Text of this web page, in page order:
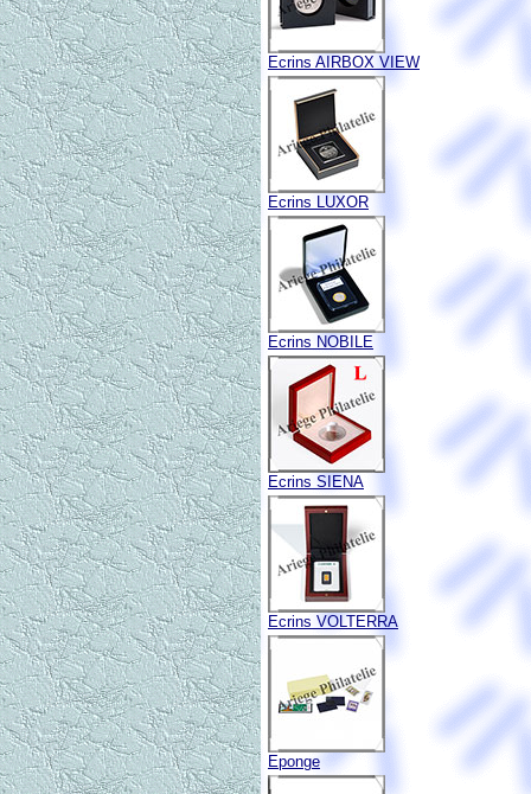
Ecrins AIRBOX VIEW
Ecrins LUXOR
Ecrins NOBILE
Ecrins SIENA
Ecrins VOLTERRA
Eponge